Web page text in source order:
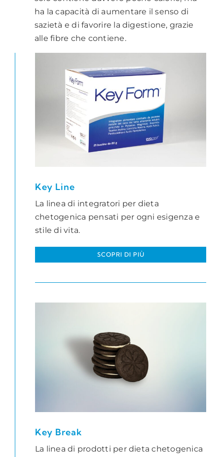
ha la capacità di aumentare il senso di
sazietà e di favorire la digestione, grazie
alle fibre che contiene.
Key Line
La linea di integratori per dieta
chetogenica pensati per ogni esigenza e
stile di vita.
SCOPRI DI PIÙ
Key Break
La linea di prodotti per dieta chetogenica